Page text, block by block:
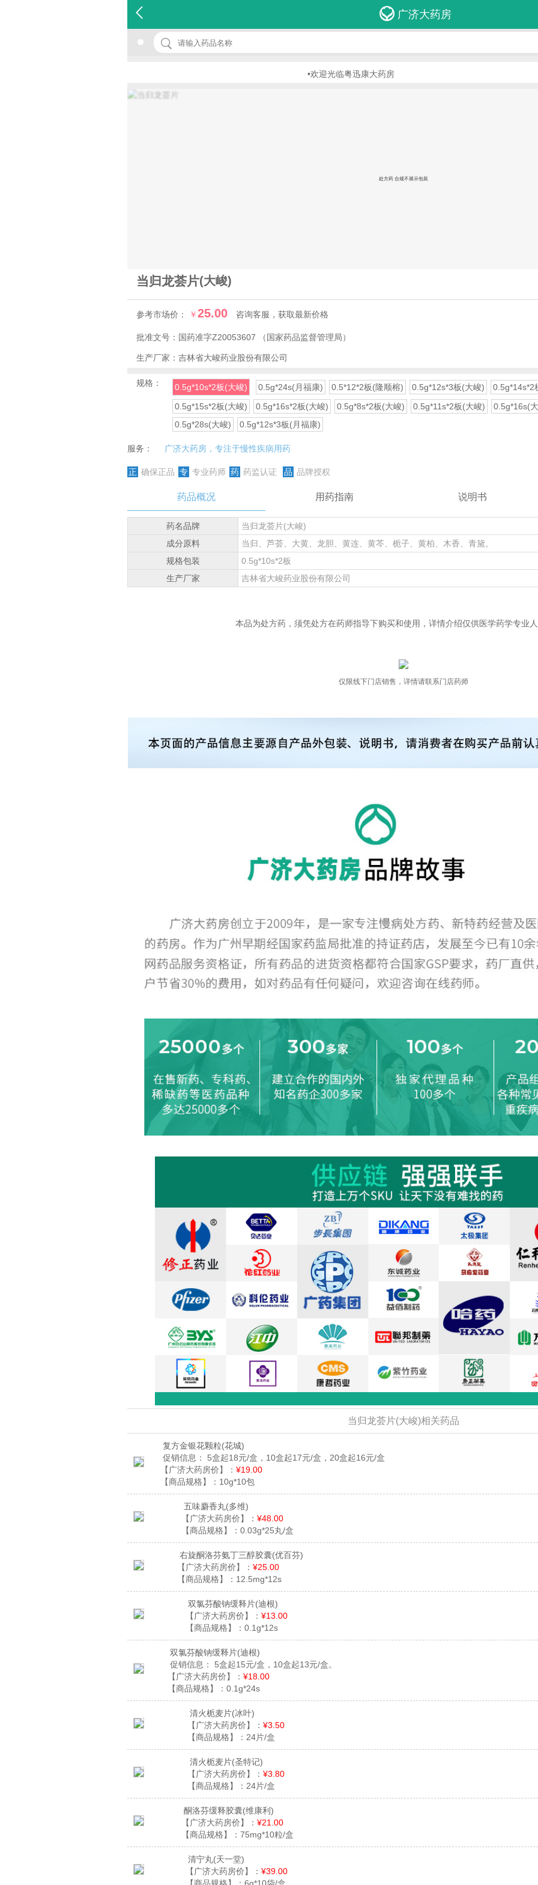
广济大药房
•欢迎光临粤迅康大药房
处方药 合规不展示包装
当归龙荟片(大峻)
参考市场价： ￥25.00 咨询客服，获取最新价格
批准文号： 国药准字Z20053607 （国家药品监督管理局）
生产厂家： 吉林省大峻药业股份有限公司
规格： 0.5g*10s*2板(大峻) 0.5g*24s(月福康) 0.5*12*2板(隆顺榕) 0.5g*12s*3板(大峻)
0.5g*14s*2
0.5g*15s*2板(大峻)
0.5g*16s*2板(大峻) 0.5g*8s*2板(大峻) 0.5g*11s*2板(大峻)
0.5g*16s(
0.5g*28s(大峻)
0.5g*12s*3板(月福康)
服务： 广济大药房，专注于慢性疾病用药
正 确保正品 专 专业药师 药 药监认证 品 品牌授权
药品概况 用药指南 说明书
药名品牌
当归龙荟片(大峻)
成分原料
当归、芦荟、大黄、龙胆、黄连、黄芩、栀子、黄柏、木香、青黛。
规格包装
0.5g*10s*2板
生产厂家
吉林省大峻药业股份有限公司
本品为处方药，须凭处方在药师指导下购买和使用，详情介绍仅供医学药学专业
仅限线下门店销售，详情请联系门店药师
当归龙荟片(大峻)相关药品
复方金银花颗粒(花城)
促销信息：
5盒起18元/盒，10盒起17元/盒，20盒起16元/盒
【广济大药房价】： ¥19.00
【商品规格】： 10g*10包
五味麝香丸(多维)
【广济大药房价】： ¥48.00
【商品规格】： 0.03g*25丸/盒
右旋酮洛芬氨丁三醇胶囊(优百芬)
【广济大药房价】： ¥25.00
【商品规格】： 12.5mg*12s
双氯芬酸钠缓释片(迪根)
【广济大药房价】： ¥13.00
【商品规格】： 0.1g*12s
双氯芬酸钠缓释片(迪根)
促销信息：
5盒起15元/盒，10盒起13元/盒。
【广济大药房价】： ¥18.00
【商品规格】： 0.1g*24s
清火栀麦片(冰叶)
【广济大药房价】： ¥3.50
【商品规格】： 24片/盒
清火栀麦片(圣特记)
【广济大药房价】： ¥3.80
【商品规格】： 24片/盒
酮洛芬缓释胶囊(维康利)
【广济大药房价】： ¥21.00
【商品规格】： 75mg*10粒/盒
清宁丸(天一堂)
【广济大药房价】： ¥39.00